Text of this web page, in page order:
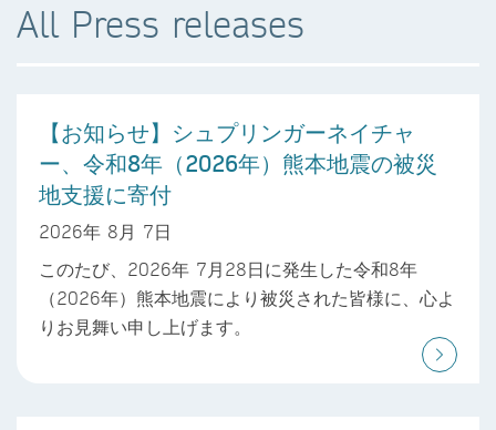
All Press releases
【お知らせ】シュプリンガーネイチャ
ー、令和8年（2026年）熊本地震の被災
地支援に寄付
2026年 8月 7日
このたび、2026年 7月28日に発生した令和8年
（2026年）熊本地震により被災された皆様に、心よ
りお見舞い申し上げます。